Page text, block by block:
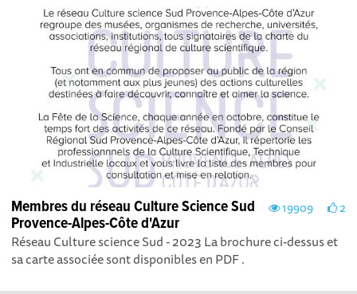
19909 2
Membres du réseau Culture Science Sud
Provence-Alpes-Côte d'Azur
Réseau Culture science Sud - 2023 La brochure ci-dessus et
sa carte associée sont disponibles en PDF .